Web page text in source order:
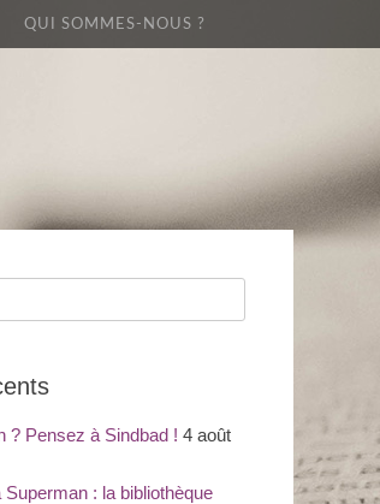
QUI SOMMES-NOUS ?
? Pensez à Sindbad ! 4 août
Superman : la bibliothèque